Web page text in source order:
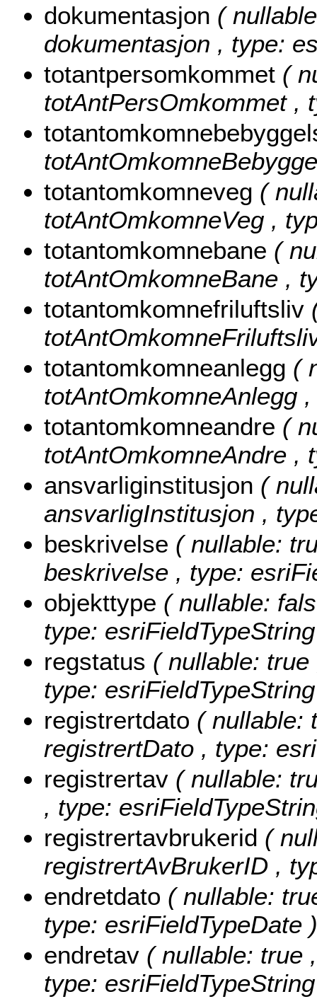
dokumentasjon (
dokumentasjon , type:
totantpersomkommet (
totAntPersOmkommet ,
totantomkomneveg (
totAntOmkomneVeg ,
totantomkomnebane (
totAntOmkomneBane ,
totantomkomnefriluftsliv
totantomkomneanlegg (
totAntOmkomneAnlegg
totantomkomneandre (
totAntOmkomneAndre ,
ansvarliginstitusjon (
ansvarligInstitusjon ,
beskrivelse ( nullable:
beskrivelse , type:
objekttype ( nullable:
type:
regstatus ( nullable:
type:
registrertdato ( nullable:
registrertDato , type:
registrertav ( nullable:
, type:
registrertavbrukerid (
registrertAvBrukerID ,
endretdato ( nullable:
type: esriFieldTypeDate )
endretav ( nullable: true
type: